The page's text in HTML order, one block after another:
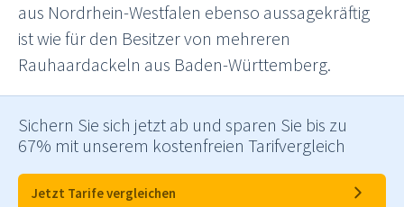
aus Nordrhein-Westfalen ebenso aussagekräftig
ist wie für den Besitzer von mehreren
Rauhaardackeln aus Baden-Württemberg.
Sichern Sie sich jetzt ab und sparen Sie bis zu
67% mit unserem kostenfreien Tarifvergleich
Jetzt Tarife vergleichen